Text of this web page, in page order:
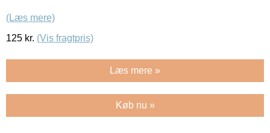
(Læs mere)
125 kr. (Vis fragtpris)
Læs mere »
Køb nu »